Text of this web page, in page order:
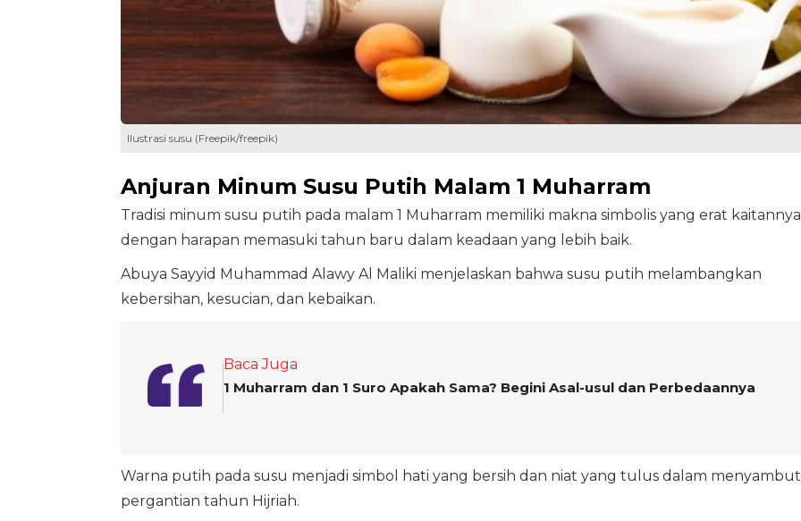
Ilustrasi susu (Freepik/freepik)
Anjuran Minum Susu Putih Malam 1 Muharram
Tradisi minum susu putih pada malam 1 Muharram memiliki makna simbolis yang erat kaitannya
dengan harapan memasuki tahun baru dalam keadaan yang lebih baik.
Abuya Sayyid Muhammad Alawy Al Maliki menjelaskan bahwa susu putih melambangkan
kebersihan, kesucian, dan kebaikan.
Baca Juga
1 Muharram dan 1 Suro Apakah Sama? Begini Asal-usul dan Perbedaannya
Warna putih pada susu menjadi simbol hati yang bersih dan niat yang tulus dalam menyambut
pergantian tahun Hijriah.